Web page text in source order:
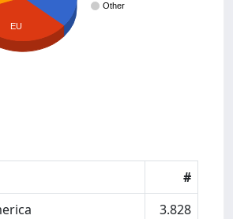
Other
EU
#
3.828